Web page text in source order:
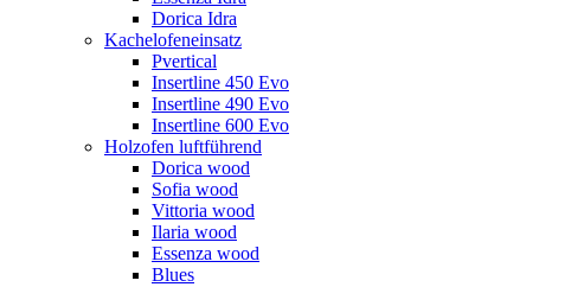
Dorica Idra
Kachelofeneinsatz
Pvertical
Insertline 450 Evo
Insertline 490 Evo
Insertline 600 Evo
Holzofen luftführend
Dorica wood
Sofia wood
Vittoria wood
Ilaria wood
Essenza wood
Blues